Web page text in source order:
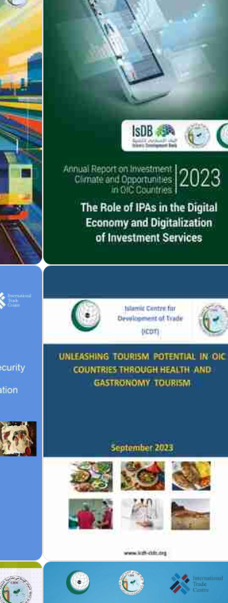
مزيد من التفاصيل
مزيد من التفاصيل